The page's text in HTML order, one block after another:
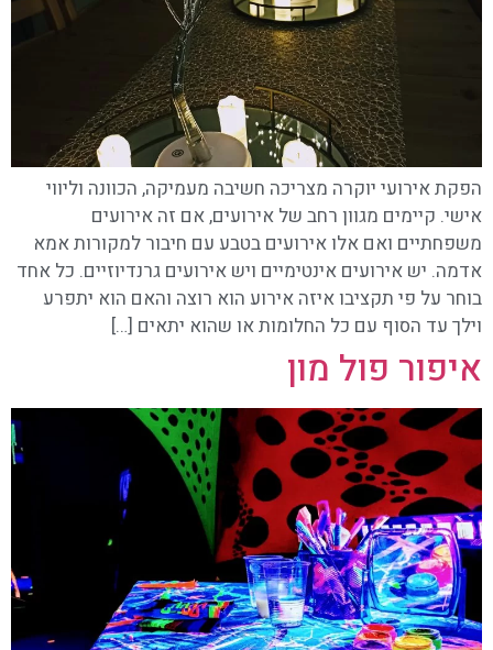
הפקת אירועי יוקרה מצריכה חשיבה מעמיקה, הכוונה וליווי
אישי. קיימים מגוון רחב של אירועים, אם זה אירועים
משפחתיים ואם אלו אירועים בטבע עם חיבור למקורות אמא
אדמה. יש אירועים אינטימיים ויש אירועים גרנדיוזיים. כל אחד
בוחר על פי תקציבו איזה אירוע הוא רוצה והאם הוא יתפרע
וילך עד הסוף עם כל החלומות או שהוא יתאים […]
איפור פול מון